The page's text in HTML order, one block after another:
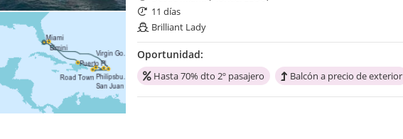
11 días
Brilliant Lady
Oportunidad:
Hasta 70% dto 2º pasajero Balcón a precio de exterior